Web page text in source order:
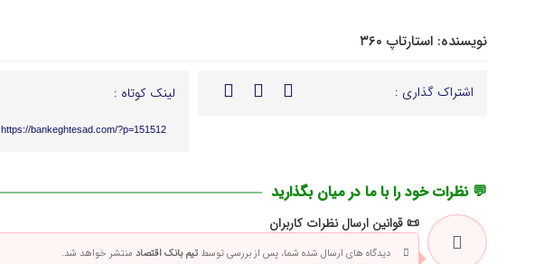
نویسنده: استارتاپ ۳۶۰
اشتراک گذاری : لینک کوتاه :
https://bankeghtesad.com/?p=151512
💬 نظرات خود را با ما در میان بگذارید
📜 قوانین ارسال نظرات کاربران
دیدگاه های ارسال شده شما، پس از بررسی توسط تیم بانک اقتصاد منتشر خواهد شد.